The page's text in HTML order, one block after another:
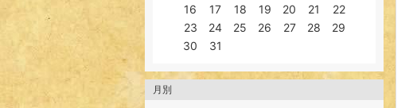
16
17 18 19 20 21
22
23
24 25 26 27 28
29
30
31
月別